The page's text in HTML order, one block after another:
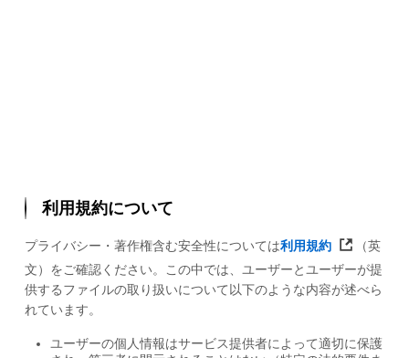
利用規約について
プライバシー・著作権含む安全性については利用規約
（英
文）をご確認ください。この中では、ユーザーとユーザーが提
供するファイルの取り扱いについて以下のような内容が述べら
れています。
ユーザーの個人情報はサービス提供者によって適切に保護